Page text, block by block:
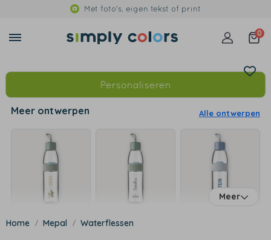
Met foto's, eigen tekst of print
0
Personaliseren
Meer ontwerpen Alle ontwerpen
Meer
Mepal Waterflessen